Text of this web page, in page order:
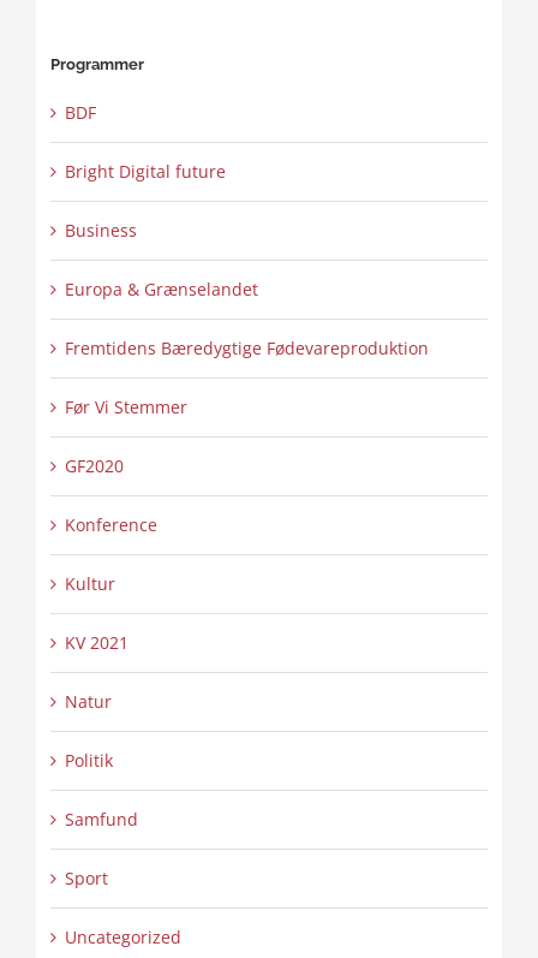
Programmer
BDF
Bright Digital future
Business
Europa & Grænselandet
Fremtidens Bæredygtige Fødevareproduktion
Før Vi Stemmer
GF2020
Konference
Kultur
KV 2021
Natur
Politik
Samfund
Sport
Uncategorized